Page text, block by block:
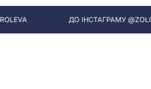
ДО ІНСТАГРАМУ @ZOLOTAKOROLEVA